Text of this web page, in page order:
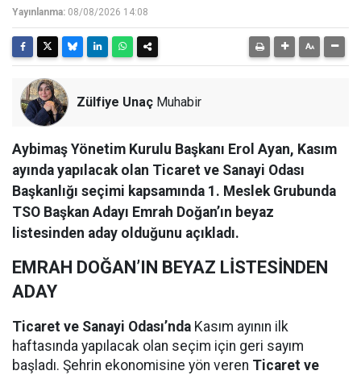
Yayınlanma: 08/08/2026 14:08
Zülfiye Unaç Muhabir
Aybimaş Yönetim Kurulu Başkanı Erol Ayan, Kasım
ayında yapılacak olan Ticaret ve Sanayi Odası
Başkanlığı seçimi kapsamında 1. Meslek Grubunda
TSO Başkan Adayı Emrah Doğan’ın beyaz
listesinden aday olduğunu açıkladı.
EMRAH DOĞAN’IN BEYAZ LİSTESİNDEN
ADAY
Ticaret ve Sanayi Odası’nda Kasım ayının ilk
haftasında yapılacak olan seçim için geri sayım
başladı. Şehrin ekonomisine yön veren Ticaret ve